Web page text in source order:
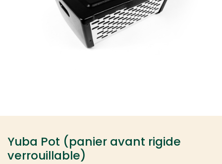
Yuba Pot (panier avant rigide
verrouillable)